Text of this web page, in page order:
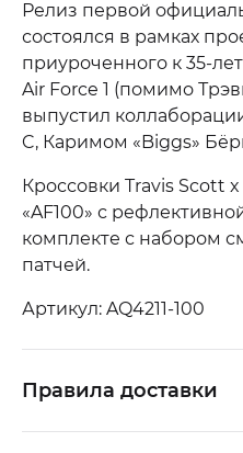
Релиз первой
состоялся в рамках
приуроченного к 35-
Air Force 1 (помимо
выпустил
C, Каримом «Biggs»
Кроссовки Travis Scott
«AF100» с
комплекте с набором
патчей.
Артикул: AQ4211-100
Правила доставки